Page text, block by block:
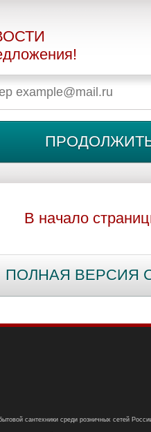
В начало
ПОЛНАЯ ВЕРСИЯ
сантехники среди розничных сетей